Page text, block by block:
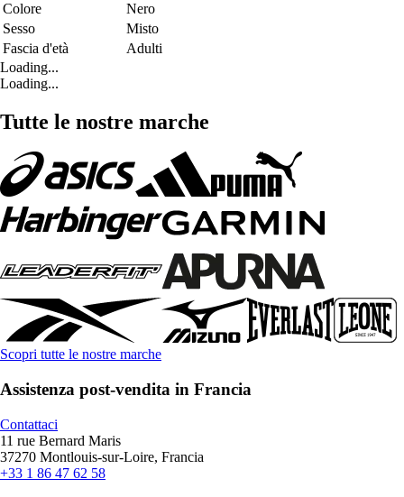
Colore
Nero
Sesso
Misto
Fascia d'età
Adulti
Loading...
Loading...
Tutte le nostre marche
Scopri tutte le nostre marche
Assistenza post-vendita in Francia
Contattaci
11 rue Bernard Maris
37270 Montlouis-sur-Loire, Francia
+33 1 86 47 62 58